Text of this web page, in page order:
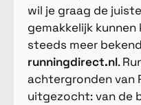
wil je graag de
gemakkelijk
steeds meer
runningdirect.nl.
achtergronden van
uitgezocht: van de